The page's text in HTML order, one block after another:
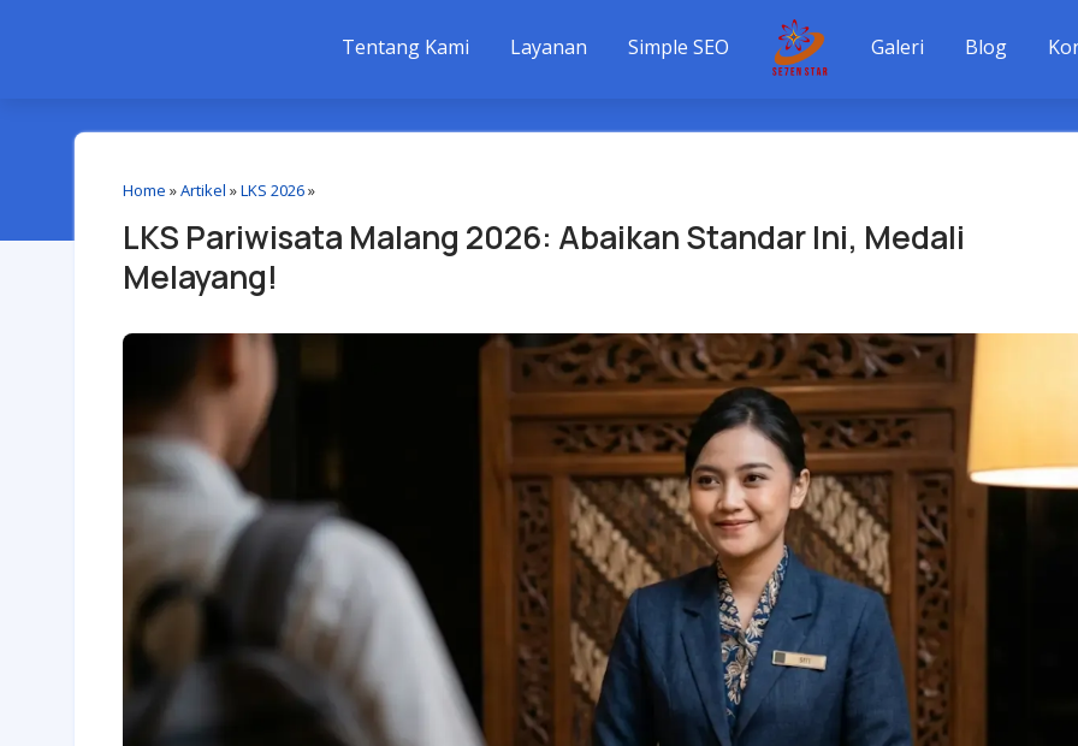
Tentang Kami Layanan Simple SEO Galeri Blog
Home »Artikel »LKS 2026»
LKS Pariwisata Malang 2026: Abaikan Standar Ini, Medali
Melayang!